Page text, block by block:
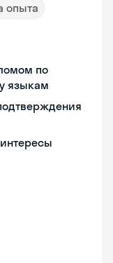
опыта
по
языкам